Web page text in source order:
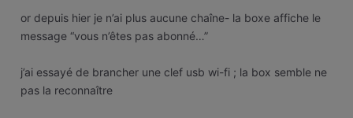
or depuis hier je n’ai plus aucune chaîne- la boxe affiche le
message “vous n’êtes pas abonné…”
j’ai essayé de brancher une clef usb wi-fi ; la box semble ne
pas la reconnaître